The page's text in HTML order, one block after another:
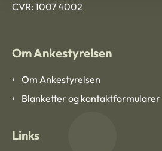
CVR: 1007 4002
Om Ankestyrelsen
Om Ankestyrelsen
Blanketter og kontaktformularer
Links